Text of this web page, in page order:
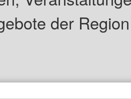
der